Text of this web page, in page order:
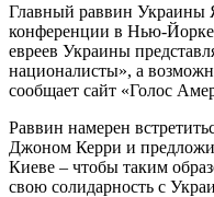
Главный раввин Украины
конференции в Нью-Йорке
евреев Украины
националисты», а
сообщает сайт «Голос
Раввин намерен
Джоном Керри и
Киеве – чтобы таким
свою солидарность с